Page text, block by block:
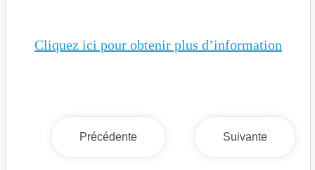
Cliquez ici pour obtenir plus d’information
Suivante
Précédente